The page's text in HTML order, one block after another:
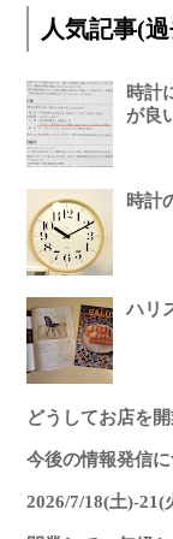
人気記事(
時計
が良
時計
ハリ
どうしてお店を
今後の情報発信
2026/7/18(土)-